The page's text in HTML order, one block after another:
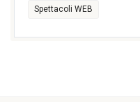
Spettacoli WEB